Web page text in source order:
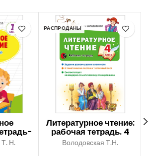
Т. Н.
РАСПРОДАНЫ
Литературное чтение:
рабочая тетрадь. 4
класс
Володовская Т.Н.